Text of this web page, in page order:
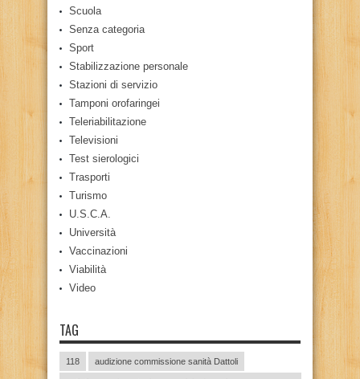
Scuola
Senza categoria
Sport
Stabilizzazione personale
Stazioni di servizio
Tamponi orofaringei
Teleriabilitazione
Televisioni
Test sierologici
Trasporti
Turismo
U.S.C.A.
Università
Vaccinazioni
Viabilità
Video
TAG
118 audizione commissione sanità Dattoli